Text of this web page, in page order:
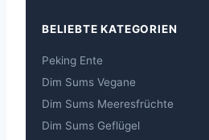
BELIEBTE KATEGORIEN
Peking Ente
Dim Sums Vegane
Dim Sums Meeresfrüchte
Dim Sums Geflügel